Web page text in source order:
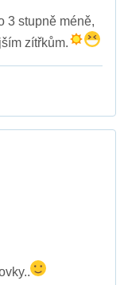
3 stupně méně,
zítřkům.